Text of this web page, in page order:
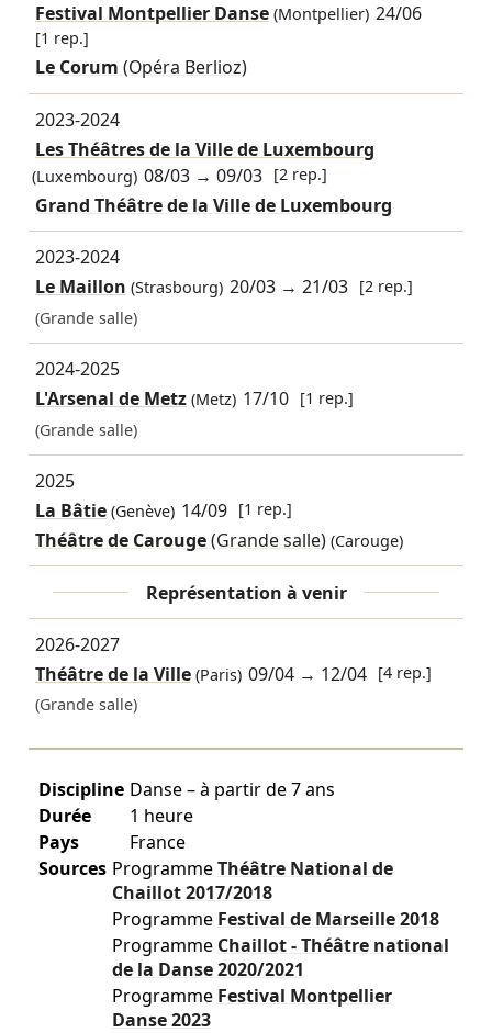
Festival Montpellier Danse(Montpellier) 24/06
[1 rep.]
Le Corum (Opéra Berlioz)
2023-2024
Les Théâtres de la Ville de Luxembourg
(Luxembourg) 08/03 →09/03 [2 rep.]
Grand Théâtre de la Ville de Luxembourg
2023-2024
Le Maillon (Strasbourg) 20/03 →21/03 [2 rep.]
(Grande salle)
2024-2025
L'Arsenal de Metz(Metz) 17/10 [1 rep.]
(Grande salle)
2025
La Bâtie(Genève) 14/09 [1 rep.]
Théâtre de Carouge(Grande salle) (Carouge)
Représentation à venir
2026-2027
Théâtre de la Ville(Paris) 09/04 → 12/04 [4 rep.]
(Grande salle)
Discipline Danse – à partir de 7 ans
Durée
1 heure
Pays
France
Sources ProgrammeThéâtre National de
Chaillot2017/2018
Programme Festival de Marseille2018
Programme Chaillot - Théâtre national
de la Danse2020/2021
Programme Festival Montpellier
Danse2023